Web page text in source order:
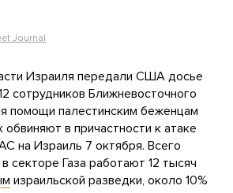
Journal
Израиля передали США досье
сотрудников Ближневосточного
помощи палестинским беженцам
обвиняют в причастности к атаке
на Израиль 7 октября. Всего
секторе Газа работают 12 тысяч
израильской разведки, около 10%